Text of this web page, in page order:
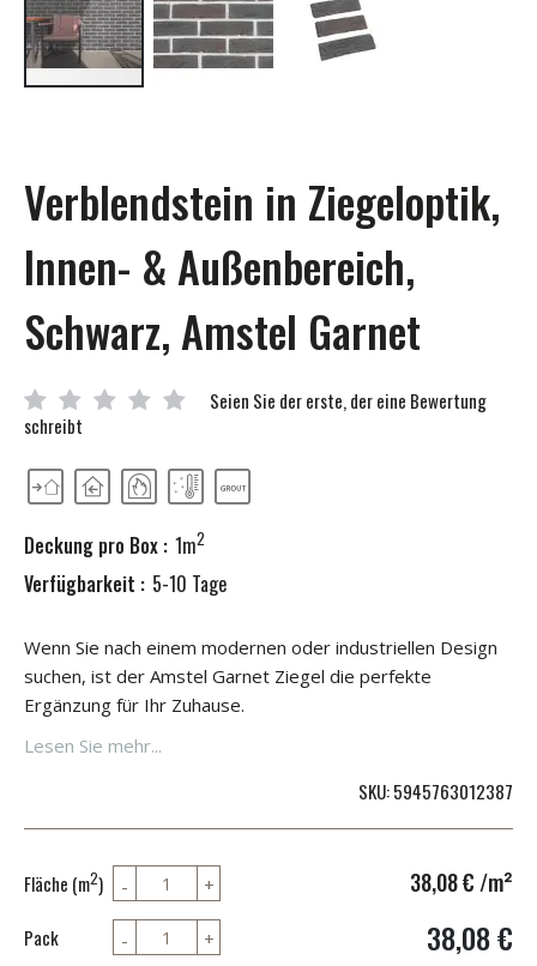
springen
Verblendstein in Ziegeloptik,
Innen- & Außenbereich,
Schwarz, Amstel Garnet
Seien Sie der erste, der eine Bewertung
schreibt
Deckung pro Box : 1m2
Verfügbarkeit : 5-10 Tage
Wenn Sie nach einem modernen oder industriellen Design
suchen, ist der Amstel Garnet Ziegel die perfekte
Ergänzung für Ihr Zuhause.
Lesen Sie mehr...
SKU 5945763012387
Fläche (m2) 38,08 € /m²
38,08 €
Pack